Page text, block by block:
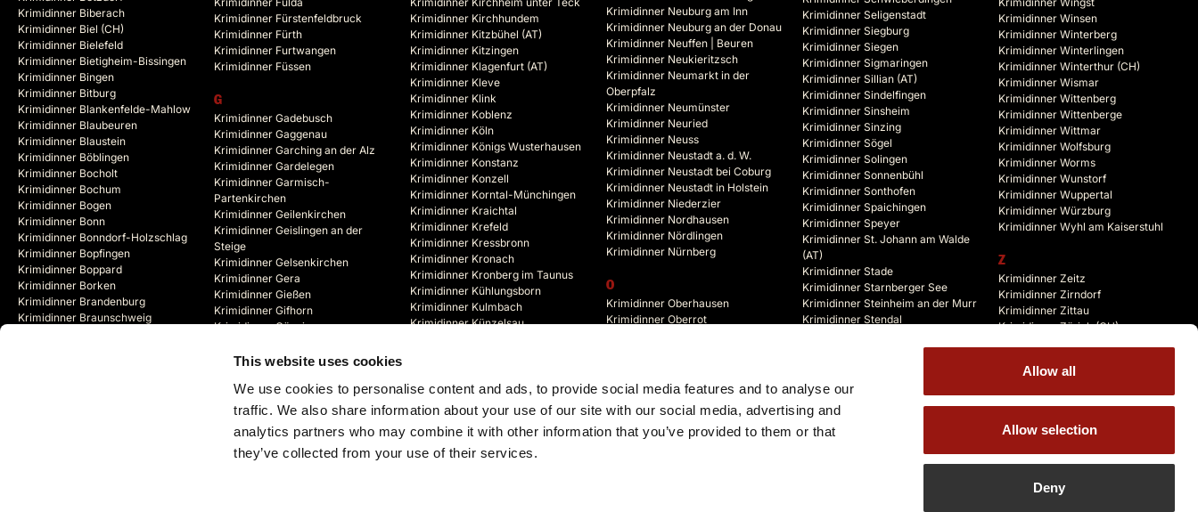
This website uses cookies
We use cookies to personalise content and ads, to provide social media features and to analyse our
traffic. We also share information about your use of our site with our social media, advertising and
analytics partners who may combine it with other information that you’ve provided to them or that
they’ve collected from your use of their services.
Allow all
Allow selection
Deny
Krimidinner Biberach
Krimidinner Biel (CH)
Krimidinner Bielefeld
Krimidinner Bietigheim-Bissingen
Krimidinner Bingen
Krimidinner Bitburg
Krimidinner Blankenfelde-Mahlow
Krimidinner Blaubeuren
Krimidinner Blaustein
Krimidinner Böblingen
Krimidinner Bocholt
Krimidinner Bochum
Krimidinner Bogen
Krimidinner Bonn
Krimidinner Bonndorf-Holzschlag
Krimidinner Bopfingen
Krimidinner Boppard
Krimidinner Borken
Krimidinner Brandenburg
Krimidinner Braunschweig
Krimidinner Fürstenfeldbruck
Krimidinner Fürth
Krimidinner Furtwangen
Krimidinner Füssen
G
Krimidinner Gadebusch
Krimidinner Gaggenau
Krimidinner Garching an der Alz
Krimidinner Gardelegen
Krimidinner Garmisch-
Partenkirchen
Krimidinner Geilenkirchen
Krimidinner Geislingen an der
Steige
Krimidinner Gelsenkirchen
Krimidinner Gera
Krimidinner Gießen
Krimidinner Gifhorn
Krimidinner Göppingen
Krimidinner Goslar
Krimidinner Göttingen
Krimidinner Kirchhundem
Krimidinner Kitzbühel (AT)
Krimidinner Kitzingen
Krimidinner Klagenfurt (AT)
Krimidinner Kleve
Krimidinner Klink
Krimidinner Koblenz
Krimidinner Köln
Krimidinner Königs Wusterhausen
Krimidinner Konstanz
Krimidinner Konzell
Krimidinner Korntal-Münchingen
Krimidinner Kraichtal
Krimidinner Krefeld
Krimidinner Kressbronn
Krimidinner Kronach
Krimidinner Kronberg im Taunus
Krimidinner Kühlungsborn
Krimidinner Kulmbach
Krimidinner Künzelsau
Krimidinner Lahr
Krimidinner Neuburg am Inn
Krimidinner Neuburg an der Donau
Krimidinner Neuffen | Beuren
Krimidinner Neukieritzsch
Krimidinner Neumarkt in der
Oberpfalz
Krimidinner Neumünster
Krimidinner Neuried
Krimidinner Neuss
Krimidinner Neustadt a. d. W.
Krimidinner Neustadt bei Coburg
Krimidinner Neustadt in Holstein
Krimidinner Niederzier
Krimidinner Nordhausen
Krimidinner Nördlingen
Krimidinner Nürnberg
O
Krimidinner Oberhausen
Krimidinner Oberrot
Krimidinner Offenbach
Krimidinner Seligenstadt
Krimidinner Siegburg
Krimidinner Siegen
Krimidinner Sigmaringen
Krimidinner Sillian (AT)
Krimidinner Sindelfingen
Krimidinner Sinsheim
Krimidinner Sinzing
Krimidinner Sögel
Krimidinner Solingen
Krimidinner Sonnenbühl
Krimidinner Sonthofen
Krimidinner Spaichingen
Krimidinner Speyer
Krimidinner St. Johann am Walde
(AT)
Krimidinner Stade
Krimidinner Starnberger See
Krimidinner Steinheim an der Murr
Krimidinner Stendal
Krimidinner Storkow (Mark)
Krimidinner Stralsund
Krimidinner Straubing
Krimidinner Winsen
Krimidinner Winterberg
Krimidinner Winterlingen
Krimidinner Winterthur (CH)
Krimidinner Wismar
Krimidinner Wittenberg
Krimidinner Wittenberge
Krimidinner Wittmar
Krimidinner Wolfsburg
Krimidinner Worms
Krimidinner Wunstorf
Krimidinner Wuppertal
Krimidinner Würzburg
Krimidinner Wyhl am Kaiserstuhl
Z
Krimidinner Zeitz
Krimidinner Zirndorf
Krimidinner Zittau
Krimidinner Zürich (CH)
Krimidinner Zwickau